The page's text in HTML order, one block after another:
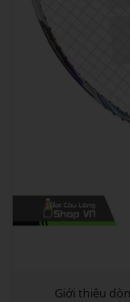
Giới thiệu